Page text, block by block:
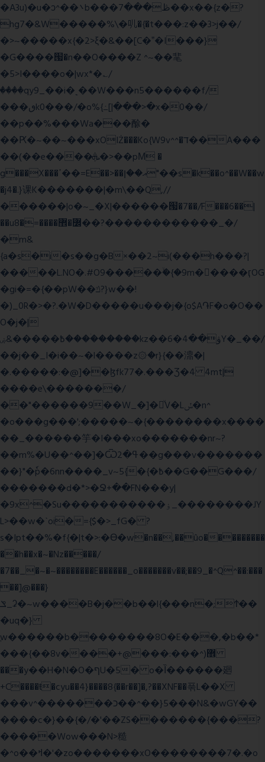
�A3u)�u�ͻ^��܌b���ڟ���7��x��{z�?
hg7�&W�����%\�䶷�{�t���:z��3>j��/
�>~�����x{�2>ξ�&��[C�ˮ�I���}
�G����՗�n��O����Z ^~��靟
�5>I����o�|wx*�؎/
����qy9_��i�˻��W���n5������f/
���ٯk0���/�o%{߸[|���>�x�0��/
��p��%���Wa���酴�
��Ԗ�~��~���xOIŻ���Ko{W9v^^�ד��A���
��(��e����ܞ�>��pΜ �
g���X���ߴ��=E��>��އ��ן"��s�k��o^��W��w
�j4�.}课K�������|�m\��Q,//
������|o�~_�X|������՗�7��/F���6��|
��u8�=����߼�޾��?������������_�/
�m&
{a�s�i�s��g�B×��2~i(���h���?|
�����L.NO�.#O9�����ۙ�{�9m��ً���ӷOG
�gi�=�{��pW��ݿ?}w��!
�)_0R�>�?.�W�D�����u���j�{o$A֏F�o�O��
O�j�|
߿�����&ۻ����ۛ�����kz��ۋ��4�6Y�_��/
��j��_I�i��~�l����z۞�r}{��濎�|
�.�����:�@]��ɮfk77�.���Ʒ�4 4mt|
����e\�������/
��"������9��W_�]�ͮV�Lݽ�n^
�o���g���';�����~�{��������x����
��_������竽�I���xo�������nr~?
��m%�U��^��]�Ѿߟ�2��g���v�������
��}"�ٗp�6nn����_v~5{�{�߿��G��G���/
�������d�*>�Ջ+��FN���y|
�9x^�Su�����������ۏ_��������JY
L>��w�ˋoi�={$�>_fG� ?
s�Ipt��%�f{�|t�>:�ϴ�w�n��,��ûo���������
��h��x�~�Nz�����/
�7��_�~�~��������E������_o�������v��;��9_�^Q^��:���
��]@���}
ݏ_ʡ�~w����B�j��b��l{���n�;Ϯ��
�uq�}
ֲw������b��������8O�E���,�b��*
���{��8v����+@���:���^)޾
���y��H�N�O�ףU�5� o�Ȉ������廻
+C����ŧ�cyu��4}����8{��r��]�,?��XNF��푺L��X
���v^�������כ��^��}5���N&�wGY��
����c�}��{�/�'��ZS�������{���?
�����Wow���N>糙
�^o��ߞ�'�zo�������xO��������7�.�o